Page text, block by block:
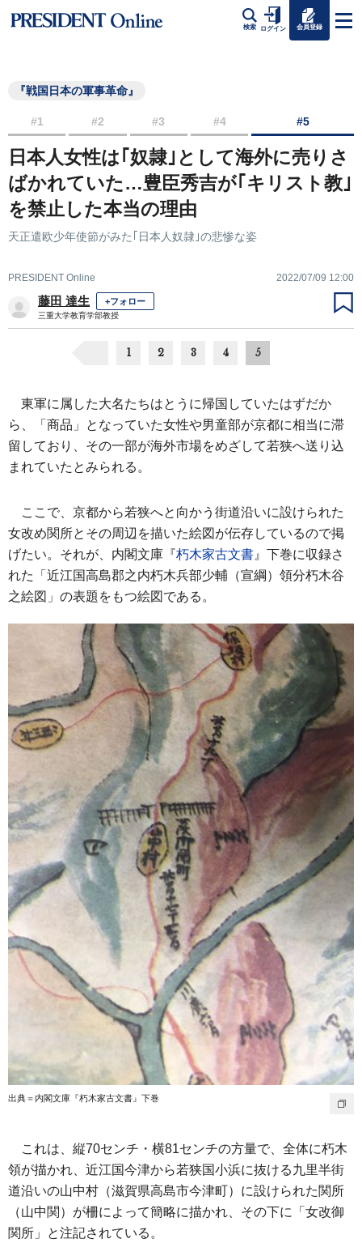
検索 ログイン 会員登録
『戦国日本の軍事革命』
#1 #2 #3 #4 #5
日本人女性は｢奴隷｣として海外に売りさ
ばかれていた…豊臣秀吉が｢キリスト教｣
を禁止した本当の理由
天正遣欧少年使節がみた｢日本人奴隷｣の悲惨な姿
PRESIDENT Online 2022/07/09 12:00
藤田 達生 +フォロー
三重大学教育学部教授
1 2 3 4 5
東軍に属した大名たちはとうに帰国していたはずだか
ら、「商品」となっていた女性や男童部が京都に相当に滞
留しており、その一部が海外市場をめざして若狭へ送り込
まれていたとみられる。
ここで、京都から若狭へと向かう街道沿いに設けられた
女改め関所とその周辺を描いた絵図が伝存しているので掲
げたい。それが、内閣文庫『朽木家古文書 』下巻に収録さ
れた「近江国高島郡之内朽木兵部少輔（宣綱）領分朽木谷
之絵図」の表題をもつ絵図である。
出典＝内閣文庫『朽木家古文書』下巻
これは、縦70センチ・横81センチの方量で、全体に朽木
領が描かれ、近江国今津から若狭国小浜に抜ける九里半街
道沿いの山中村（滋賀県高島市今津町）に設けられた関所
（山中関）が柵によって簡略に描かれ、その下に「女改御
関所」と注記されている。